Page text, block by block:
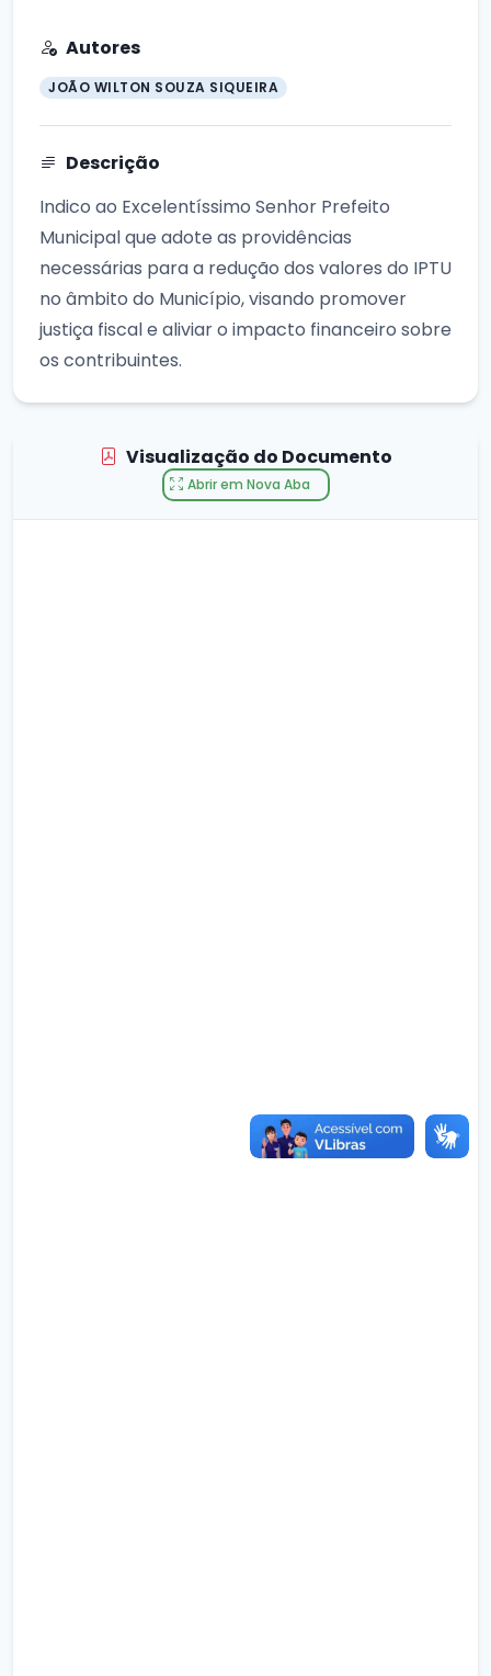
Autores
JOÃO WILTON SOUZA SIQUEIRA
Descrição
Indico ao Excelentíssimo Senhor Prefeito
Municipal que adote as providências
necessárias para a redução dos valores do IPTU
no âmbito do Município, visando promover
justiça fiscal e aliviar o impacto financeiro sobre
os contribuintes.
Visualização do Documento
Abrir em Nova Aba